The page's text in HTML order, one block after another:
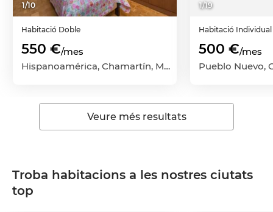
1/10
Habitació Doble
550 €/mes
Hispanoamérica, Chamartín, Madrid Capital, Madrid
1/19
Habitació Individual
500 €/mes
Veure més resultats
Troba habitacions a les nostres ciutats
top